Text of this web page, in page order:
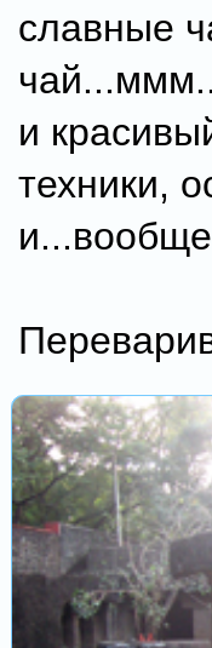
славные
и
техники,